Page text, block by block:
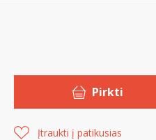
Pirkti
Įtraukti į patikusias